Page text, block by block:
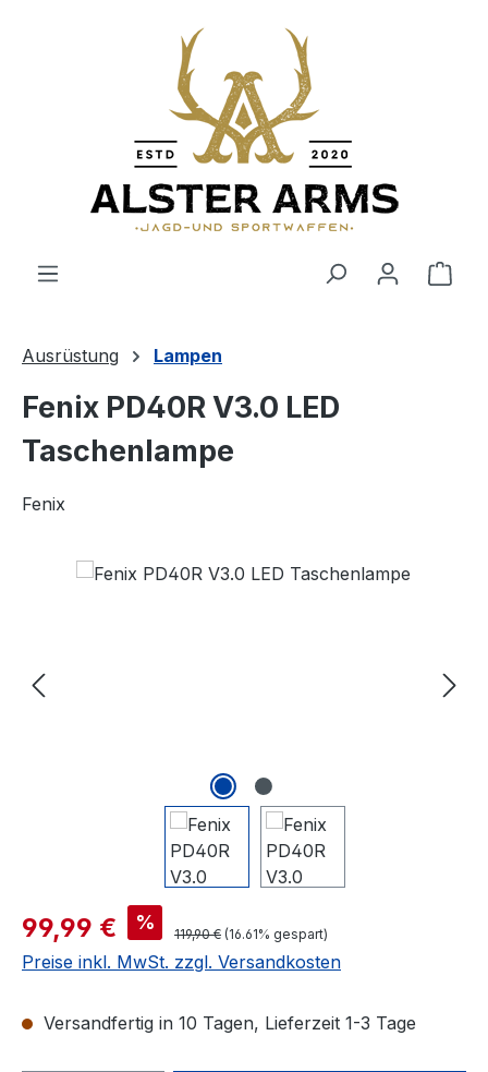
Zum Hauptinhalt springen
Ausrüstung Lampen
Fenix PD40R V3.0 LED
Taschenlampe
Fenix
Bildergalerie überspringen
99,99 € %
119,90 € (16.61% gespart)
Preise inkl. MwSt. zzgl. Versandkosten
Versandfertig in 10 Tagen, Lieferzeit 1-3 Tage